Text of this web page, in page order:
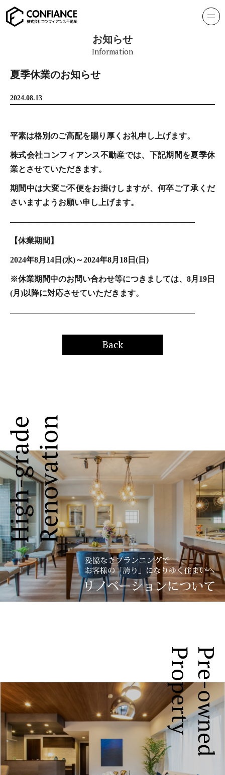
お知らせ
Information
夏季休業のお知らせ
2024.08.13
平素は格別のご高配を賜り厚くお礼申し上げます。
株式会社コンフィアンス不動産では、下記期間を夏季休
業とさせていただきます。
期間中は大変ご不便をお掛けしますが、何卒ご了承くだ
さいますようお願い申し上げます。
———————————————————————
【休業期間】
2024年8月14日(水)～2024年8月18日(日)
※休業期間中のお問い合わせ等につきましては、8月19日
(月)以降に対応させていただきます。
———————————————————————
Back